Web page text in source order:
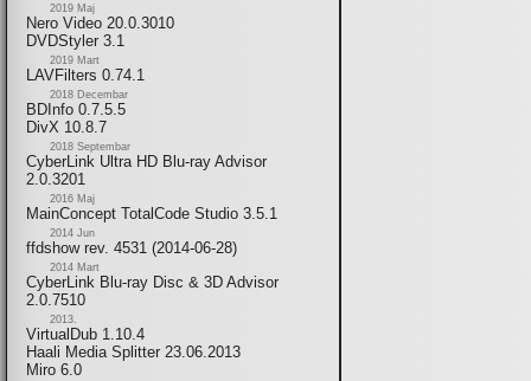
2019 Maj
Nero Video 20.0.3010
DVDStyler 3.1
2019 Mart
LAVFilters 0.74.1
2018 Decembar
BDInfo 0.7.5.5
DivX 10.8.7
2018 Septembar
CyberLink Ultra HD Blu-ray Advisor
2.0.3201
2016 Maj
MainConcept TotalCode Studio 3.5.1
2014 Jun
ffdshow rev. 4531 (2014-06-28)
2014 Mart
CyberLink Blu-ray Disc & 3D Advisor
2.0.7510
2013.
VirtualDub 1.10.4
Haali Media Splitter 23.06.2013
Miro 6.0